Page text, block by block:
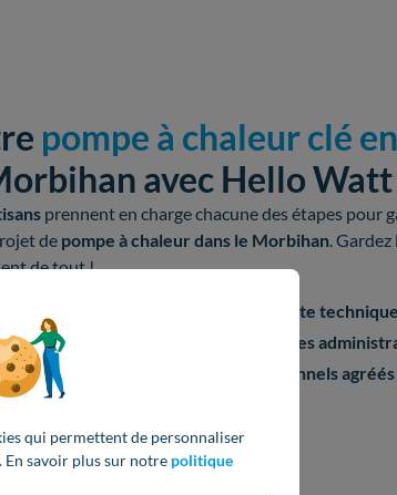
qui permettent de personnaliser
savoir plus sur notre politique
pompe à chaleur clé
avec Hello Watt
prennent en charge chacune des étapes pour
de pompe à chaleur dans le Morbihan.
de tout !
visite
des aides
démarches
par notre réseau de
professionnelsagréés
un devis gratuit